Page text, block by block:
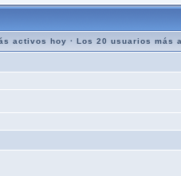
activos hoy · Los 20 usuarios más